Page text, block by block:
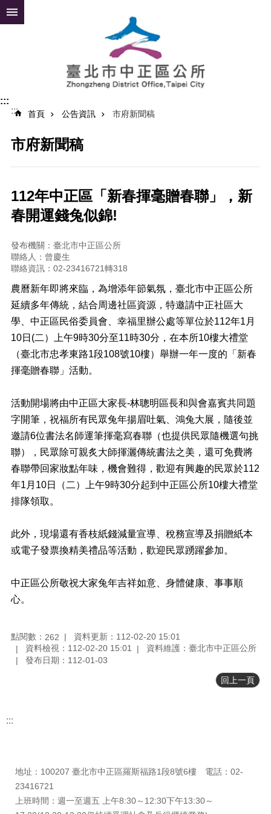
跳到主要內容區塊
公
資
訊
服
務
識
中
正
關
介
紹
鄰
里
訊
政
府
訊
公
開
開
資
料
專
防
救
資
訊
(Disaster
prevention
光
網
網
相
:::
:::
首頁 公告資訊 市府新聞稿
市府新聞稿
112年中正區「新春揮毫贈春聯」，新
春開運錢兔似錦!
發布機關：臺北市中正區公所
聯絡人：曾慶生
聯絡資訊：02-23416721轉318
農曆新年即將來臨，為增添年節氣氛，臺北市中正區公所
延續多年傳統，結合周邊社區資源，特邀請中正社區大
學、中正區民俗委員會、幸福里辦公處等單位於112年1月
10日(二）上午9時30分至11時30分，在本所10樓大禮堂
（臺北市忠孝東路1段108號10樓）舉辦一年一度的「新春
揮毫贈春聯」活動。
活動開場將由中正區大家長-林聰明區長和與會嘉賓共同題
字開筆，祝福所有民眾兔年揚眉吐氣、鴻兔大展，隨後並
邀請6位書法名師運筆揮毫寫春聯（也提供民眾隨機選句挑
聯），民眾除可親炙大師揮灑傳統書法之美，還可免費將
春聯帶回家妝點年味，機會難得，歡迎有興趣的民眾於112
年1月10日（二）上午9時30分起到中正區公所10樓大禮堂
排隊領取。
此外，現場還有香枝紙錢減量宣導、稅務宣導及捐贈紙本
或電子發票換精美禮品等活動，歡迎民眾踴躍參加。
中正區公所敬祝大家兔年吉祥如意、身體健康、事事順
心。
點閱數： 262
資料更新：112-02-20 15:01
資料檢視：112-02-20 15:01
資料維護：臺北市中正區公所
發布日期：112-01-03
回上一頁
:::
地址：100207 臺北市中正區羅斯福路1段8號6樓 電話：02-
23416721
上班時間：週一至週五 上午8:30～12:30下午13:30～